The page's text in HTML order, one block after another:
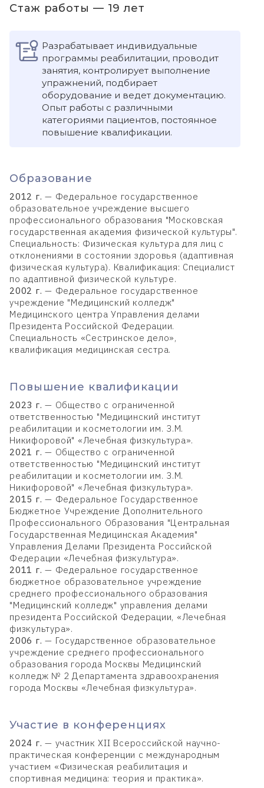
Стаж работы — 19 лет
Разрабатывает индивидуальные
программы реабилитации, проводит
занятия, контролирует выполнение
упражнений, подбирает
оборудование и ведет документацию.
Опыт работы с различными
категориями пациентов, постоянное
повышение квалификации.
Образование
2012 г. — Федеральное государственное
образовательное учреждение высшего
профессионального образования "Московская
государственная академия физической культуры".
Специальность: Физическая культура для лиц с
отклонениями в состоянии здоровья (адаптивная
физическая культура). Квалификация: Специалист
по адаптивной физической культуре.
2002 г. — Федеральное государственное
учреждение "Медицинский колледж"
Медицинского центра Управления делами
Президента Российской Федерации.
Специальность «Сестринское дело»,
квалификация медицинская сестра.
Повышение квалификации
2023 г. — Общество с ограниченной
ответственностью "Медицинский институт
реабилитации и косметологии им. З.М.
Никифоровой" «Лечебная физкультура».
2021 г. — Общество с ограниченной
ответственностью "Медицинский институт
реабилитации и косметологии им. З.М.
Никифоровой" «Лечебная физкультура».
2015 г. — Федеральное Государственное
Бюджетное Учреждение Дополнительного
Профессионального Образования "Центральная
Государственная Медицинская Академия"
Управления Делами Президента Российской
Федерации «Лечебная физкультура».
2011 г. — Федеральное государственное
бюджетное образовательное учреждение
среднего профессионального образования
"Медицинский колледж" управления делами
президента Российской Федерации, «Лечебная
физкультура».
2006 г. — Государственное образовательное
учреждение среднего профессионального
образования города Москвы Медицинский
колледж № 2 Департамента здравоохранения
города Москвы «Лечебная физкультура».
Участие в конференциях
2024 г. — участник XII Всероссийской научно-
практическая конференции с международным
участием «Физическая реабилитация и
спортивная медицина: теория и практика».